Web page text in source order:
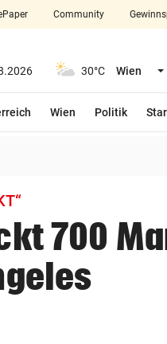
closeSchließen
arrow_right
Community
30°C Wien
Wien Politik
700